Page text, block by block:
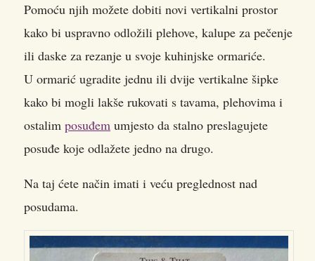
Pomoću njih možete dobiti novi vertikalni prostor
kako bi uspravno odložili plehove, kalupe za pečenje
ili daske za rezanje u svoje kuhinjske ormariće.
U ormarić ugradite jednu ili dvije vertikalne šipke
kako bi mogli lakše rukovati s tavama, plehovima i
ostalim posuđem umjesto da stalno preslagujete
posuđe koje odlažete jedno na drugo.
Na taj ćete način imati i veću preglednost nad
posudama.